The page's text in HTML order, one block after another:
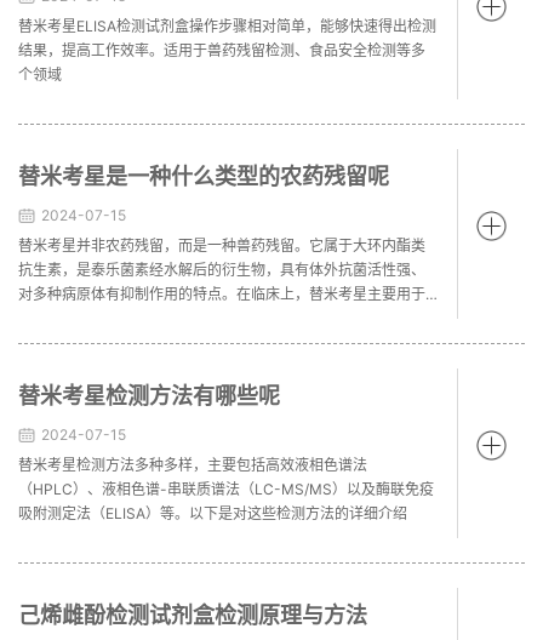
替米考星ELISA检测试剂盒操作步骤相对简单，能够快速得出检测
结果，提高工作效率。适用于兽药残留检测、食品安全检测等多
个领域
替米考星是一种什么类型的农药残留呢
2024-07-15
替米考星并非农药残留，而是一种兽药残留。它属于大环内酯类
抗生素，是泰乐菌素经水解后的衍生物，具有体外抗菌活性强、
对多种病原体有抑制作用的特点。在临床上，替米考星主要用于
替米考星检测方法有哪些呢
2024-07-15
替米考星检测方法多种多样，主要包括高效液相色谱法
（HPLC）、液相色谱-串联质谱法（LC-MS/MS）以及酶联免疫
吸附测定法（ELISA）等。以下是对这些检测方法的详细介绍
己烯雌酚检测试剂盒检测原理与方法